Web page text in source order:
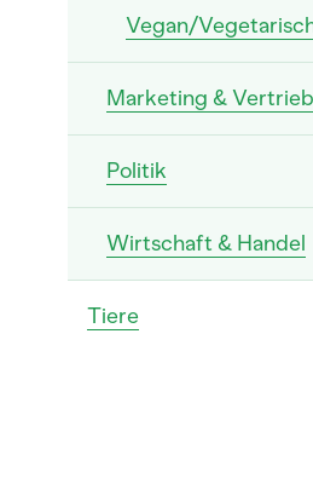
Vegan/
Marketing & Vertrieb
Politik
Wirtschaft & Handel
Tiere